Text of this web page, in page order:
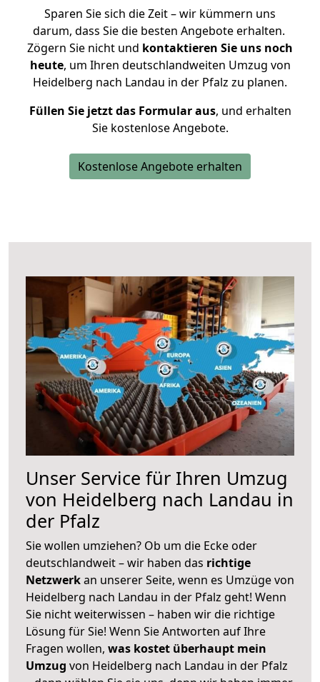
Sparen Sie sich die Zeit – wir kümmern uns
darum, dass Sie die besten Angebote erhalten.
Zögern Sie nicht und kontaktieren Sie uns noch
heute, um Ihren deutschlandweiten Umzug von
Heidelberg nach Landau in der Pfalz zu planen.
Füllen Sie jetzt das Formular aus, und erhalten
Sie kostenlose Angebote.
Kostenlose Angebote erhalten
Unser Service für Ihren Umzug
von Heidelberg nach Landau in
der Pfalz
Sie wollen umziehen? Ob um die Ecke oder
deutschlandweit – wir haben das richtige
Netzwerkan unserer Seite, wenn es Umzüge von
Heidelberg nach Landau in der Pfalz geht! Wenn
Sie nicht weiterwissen – haben wir die richtige
Lösung für Sie! Wenn Sie Antworten auf Ihre
Fragen wollen, was kostet überhaupt mein
Umzug von Heidelberg nach Landau in der Pfalz